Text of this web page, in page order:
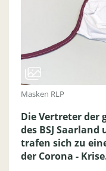
Masken RLP
Die Vertreter der
des BSJ Saarland
trafen sich zu
der Corona -